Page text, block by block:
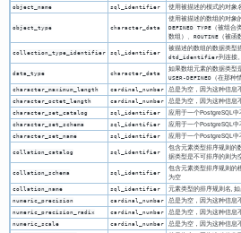
object_name sql_identifier 使用被描述的模式的对象
object_type character_data
使用被描述的数组的对象
DEFINED TYPE（被组合
数组）、
ROUTINE（被函
collection_type_identifier sql_identifier
被描述的数组的数据类型
dtd_identifier列连接。
data_type character_data
如果数组元素的数据类型
USER-DEFINED（在那种
character_maximum_length cardinal_number 总是为空，因为这种信息
character_octet_length cardinal_number 总是为空，因为这种信息
character_set_catalog sql_identifier 应用于一个PostgreSQL中
character_set_schema sql_identifier 应用于一个PostgreSQL中
character_set_name sql_identifier 应用于一个PostgreSQL中
collation_catalog sql_identifier
包含元素类型排序规则的
据类型是不可排序的则为
collation_schema sql_identifier
包含元素类型排序规则的
为空
collation_name sql_identifier 元素类型的排序规则名,
numeric_precision cardinal_number 总是为空，因为这种信息
numeric_precision_radix cardinal_number 总是为空，因为这种信息
numeric_scale cardinal_number 总是为空，因为这种信息